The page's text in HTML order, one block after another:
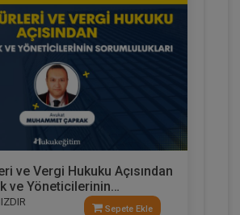
ve Vergi Hukuku Açısından
ve Yöneticilerinin
Video Eğitimi Sepete Ekle